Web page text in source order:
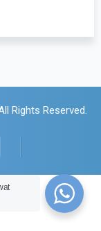
Rights Reserved.